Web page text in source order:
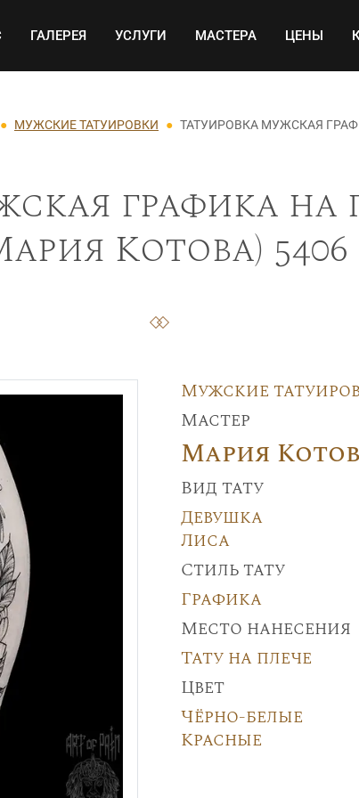
навигация
ГАЛЕРЕЯ УСЛУГИ МАСТЕРА ЦЕНЫ
МУЖСКИЕ ТАТУИРОВКИ ТАТУИРОВКА МУЖСКАЯ
графика на
Котова) 5406
Мужские
Мастер
Мария
Вид тату
Девушка
Лиса
Стиль тату
Графика
Место нанесения
Тату на плече
Цвет
Чёрно-белые
Красные